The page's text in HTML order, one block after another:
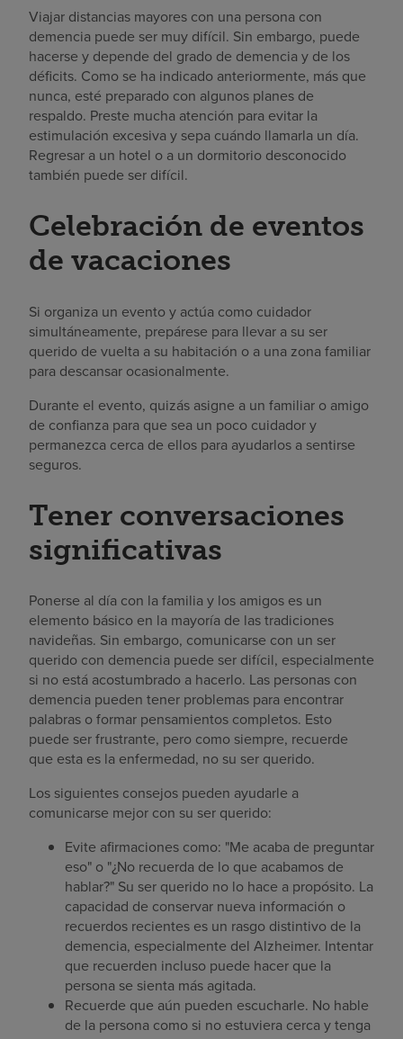
Viajar distancias mayores con una persona con
demencia puede ser muy difícil. Sin embargo, puede
hacerse y depende del grado de demencia y de los
déficits. Como se ha indicado anteriormente, más que
nunca, esté preparado con algunos planes de
respaldo. Preste mucha atención para evitar la
estimulación excesiva y sepa cuándo llamarla un día.
Regresar a un hotel o a un dormitorio desconocido
también puede ser difícil.
Celebración de eventos
de vacaciones
Si organiza un evento y actúa como cuidador
simultáneamente, prepárese para llevar a su ser
querido de vuelta a su habitación o a una zona familiar
para descansar ocasionalmente.
Durante el evento, quizás asigne a un familiar o amigo
de confianza para que sea un poco cuidador y
permanezca cerca de ellos para ayudarlos a sentirse
seguros.
Tener conversaciones
significativas
Ponerse al día con la familia y los amigos es un
elemento básico en la mayoría de las tradiciones
navideñas. Sin embargo, comunicarse con un ser
querido con demencia puede ser difícil, especialmente
si no está acostumbrado a hacerlo. Las personas con
demencia pueden tener problemas para encontrar
palabras o formar pensamientos completos. Esto
puede ser frustrante, pero como siempre, recuerde
que esta es la enfermedad, no su ser querido.
Los siguientes consejos pueden ayudarle a
comunicarse mejor con su ser querido:
Evite afirmaciones como: "Me acaba de preguntar
eso" o "¿No recuerda de lo que acabamos de
hablar?" Su ser querido no lo hace a propósito. La
capacidad de conservar nueva información o
recuerdos recientes es un rasgo distintivo de la
demencia, especialmente del Alzheimer. Intentar
que recuerden incluso puede hacer que la
persona se sienta más agitada.
Recuerde que aún pueden escucharle. No hable
de la persona como si no estuviera cerca y tenga